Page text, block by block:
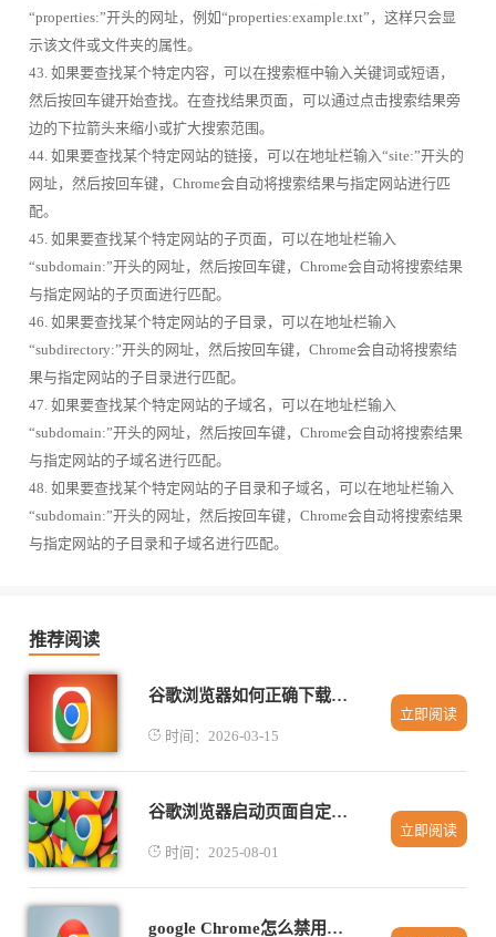
“properties:”开头的网址，例如“properties:example.txt”，这样只会显
示该文件或文件夹的属性。
43. 如果要查找某个特定内容，可以在搜索框中输入关键词或短语，
然后按回车键开始查找。在查找结果页面，可以通过点击搜索结果旁
边的下拉箭头来缩小或扩大搜索范围。
44. 如果要查找某个特定网站的链接，可以在地址栏输入“site:”开头的
网址，然后按回车键，Chrome会自动将搜索结果与指定网站进行匹
配。
45. 如果要查找某个特定网站的子页面，可以在地址栏输入
“subdomain:”开头的网址，然后按回车键，Chrome会自动将搜索结果
与指定网站的子页面进行匹配。
46. 如果要查找某个特定网站的子目录，可以在地址栏输入
“subdirectory:”开头的网址，然后按回车键，Chrome会自动将搜索结
果与指定网站的子目录进行匹配。
47. 如果要查找某个特定网站的子域名，可以在地址栏输入
“subdomain:”开头的网址，然后按回车键，Chrome会自动将搜索结果
与指定网站的子域名进行匹配。
48. 如果要查找某个特定网站的子目录和子域名，可以在地址栏输入
“subdomain:”开头的网址，然后按回车键，Chrome会自动将搜索结果
与指定网站的子目录和子域名进行匹配。
推荐阅读
谷歌浏览器如何正确下载安装
时间：2026-03-15
立即阅读
谷歌浏览器启动页面自定义设置操作指南
时间：2025-08-01
立即阅读
google Chrome怎么禁用自动翻译网页